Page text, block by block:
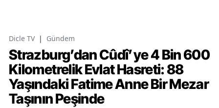
Dicle TV | Gündem
Strazburg’dan Cûdî’ye 4 Bin 600
Kilometrelik Evlat Hasreti: 88
Yaşındaki Fatime Anne Bir Mezar
Taşının Peşinde